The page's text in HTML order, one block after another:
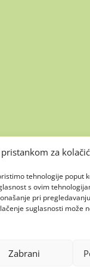
za
tehnologije poput
s ovim
pri
suglasnosti može
Zabrani